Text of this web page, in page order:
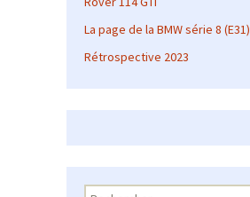
La page de la BMW série 8 (E31)
Rétrospective 2023
Rechercher :